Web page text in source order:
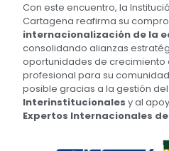
Con este encuentro, la
Cartagena reafirma su
internacionalización de la
consolidando alianzas
oportunidades de crecimiento
profesional para su
posible gracias a la gestión del
Interinstitucionales y al
Expertos Internacionales de